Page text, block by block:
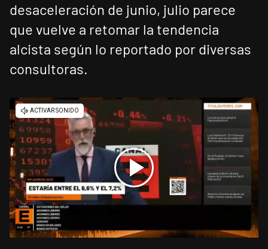
desaceleración de junio, julio parece
que vuelve a retomar la tendencia
alcista según lo reportado por diversas
consultoras.